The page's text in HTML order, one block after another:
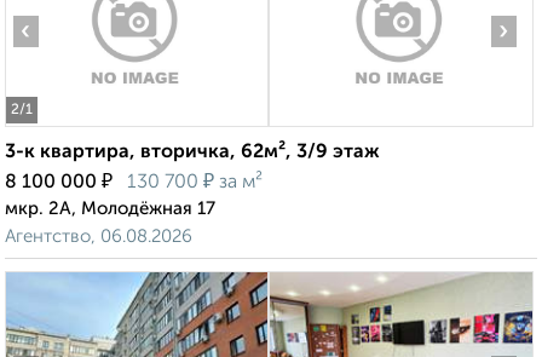
2/1
‹ ›
3-к квартира, вторичка, 62м², 3/9 этаж
8 100 000 ₽ 130 700 ₽ за м²
мкр. 2А, Молодёжная 17
Агентство, 06.08.2026